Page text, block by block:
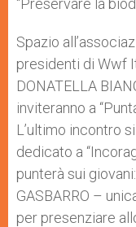
“Preservare la
Spazio
presidenti di Wwf
DONATELLA
inviteranno a
L’ultimo incontro
dedicato a
punterà sui
GASBARRO –
per presenziare